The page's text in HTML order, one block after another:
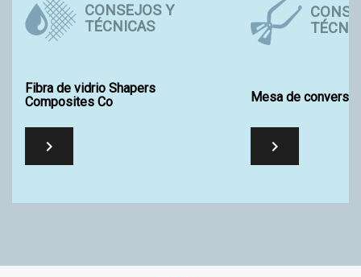
CONSEJOS Y
TÉCNICAS
Fibra de vidrio Shapers
Composites Co

Mesa de
